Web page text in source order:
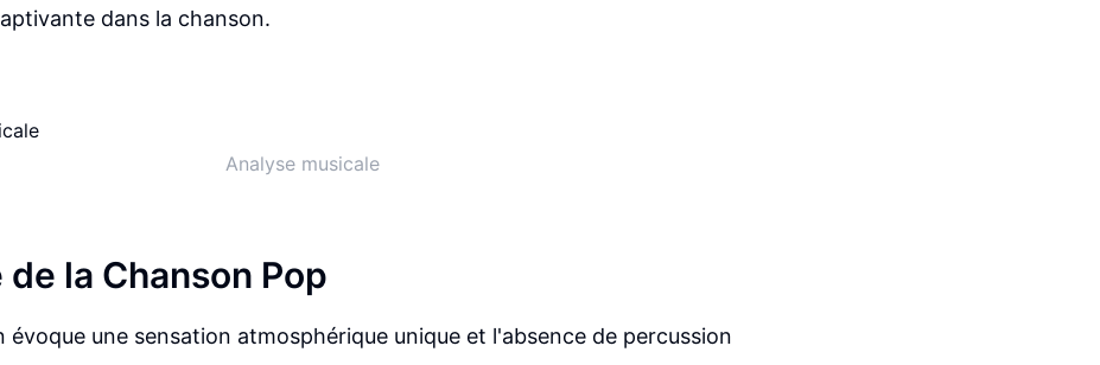
dans la chanson.
Analyse musicale
la Chanson Pop
évoque une sensation atmosphérique unique et l'absence de percussion